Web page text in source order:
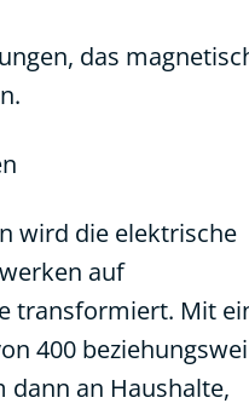
das
wird die elektrische
auf
transformiert. Mit
400
dann an Haushalte,